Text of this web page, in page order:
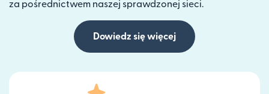
za pośrednictwem naszej sprawdzonej sieci.
Dowiedz się więcej